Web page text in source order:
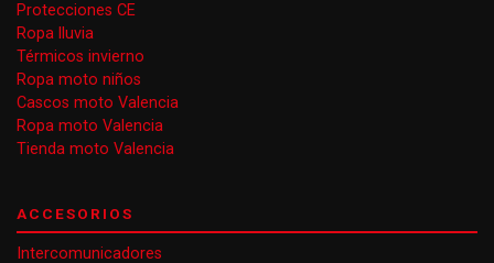
Protecciones CE
Ropa lluvia
Térmicos invierno
Ropa moto niños
Cascos moto Valencia
Ropa moto Valencia
Tienda moto Valencia
ACCESORIOS
Intercomunicadores